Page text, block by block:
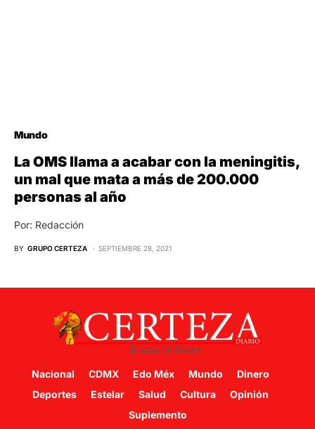
Mundo
La OMS llama a acabar con la meningitis,
un mal que mata a más de 200.000
personas al año
Por: Redacción
BY GRUPO CERTEZA SEPTIEMBRE 28, 2021
Nacional CDMX Edo Méx Mundo
Dinero
Deportes
Estelar Salud Cultura
Opinión
Suplemento